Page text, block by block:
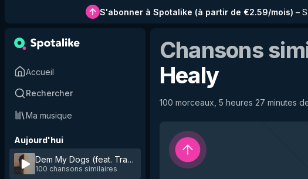
S'abonner à Spotalike (à partir de €2.59/mois) –
Accueil
Rechercher
Ma musique
Aujourd'hui
Dem My Dogs (feat. Trapo)
Healy
100 chansons similaires
Chansons
Healy
100 morceaux, 5 heures 27 minutes